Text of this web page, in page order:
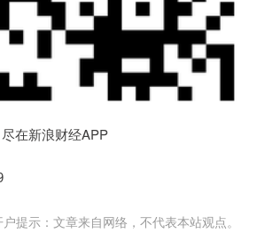
在新浪财经APP
提示：文章来自网络，不代表本站观点。